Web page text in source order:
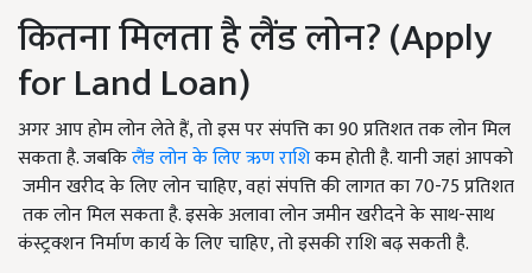
कितना मिलता है लैंड लोन? (Apply
for Land Loan)
अगर आप होम लोन लेते हैं, तो इस पर संपत्ति का 90 प्रतिशत तक लोन मिल
सकता है. जबकिलैंड लोन के लिए ऋण राशिकम होती है. यानी जहां आपको
जमीन खरीद के लिए लोन चाहिए, वहां संपत्ति की लागत का 70-75 प्रतिशत
तक लोन मिल सकता है. इसके अलावा लोन जमीन खरीदने के साथ-साथ
कंस्ट्रक्शन निर्माण कार्य के लिए चाहिए, तो इसकी राशि बढ़ सकती है.